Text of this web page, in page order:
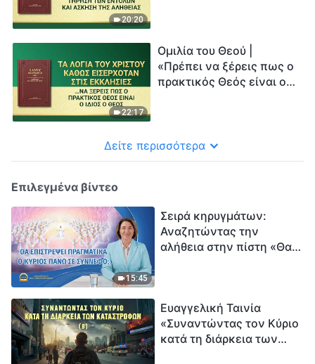
20:20
22:17
Ομιλία του Θεού |
«Πρέπει να ξέρεις πως ο
πρακτικός Θεός είναι ο
Δείτε περισσότερα
Επιλεγμένα βίντεο
15:45
Σειρά κηρυγμάτων:
Αναζητώντας την
αλήθεια στην πίστη «Θα
Ευαγγελική Ταινία
«Συναντώντας τον Κύριο
κατά τη διάρκεια των